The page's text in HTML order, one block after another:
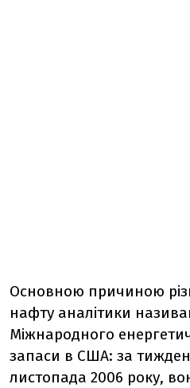
Основною причиною
нафту аналітики
Міжнародного
запаси в США: за
листопада 2006 року,